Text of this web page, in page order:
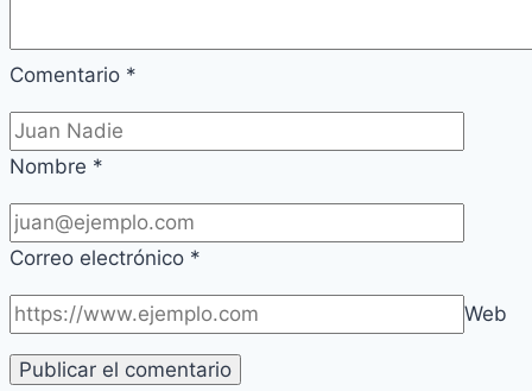
Comentario *
Nombre *
Correo electrónico *
Web